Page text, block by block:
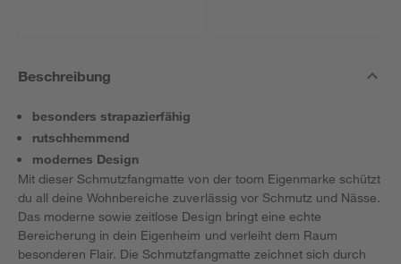
Beschreibung
besonders strapazierfähig
rutschhemmend
modernes Design
Mit dieser Schmutzfangmatte von der toom Eigenmarke schützt
du all deine Wohnbereiche zuverlässig vor Schmutz und Nässe.
Das moderne sowie zeitlose Design bringt eine echte
Bereicherung in dein Eigenheim und verleiht dem Raum
besonderen Flair. Die Schmutzfangmatte zeichnet sich durch